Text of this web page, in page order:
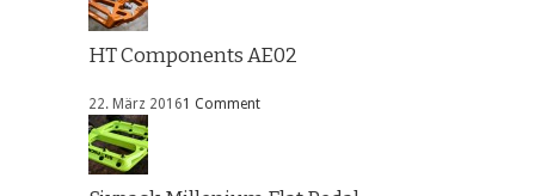
HT Components AE02
22. März 20161 Comment